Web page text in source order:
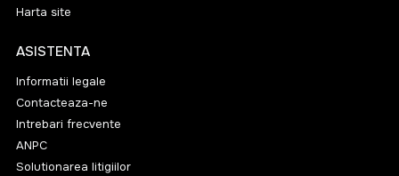
Harta site
ASISTENTA
Informatii legale
Contacteaza-ne
Intrebari frecvente
ANPC
Solutionarea litigiilor